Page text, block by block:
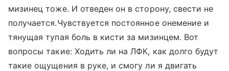
мизинец тоже. И отведен он в сторону, свести не
получается.Чувствуется постоянное онемение и
тянущая тупая боль в кисти за мизинцем. Вот
вопросы такие: Ходить ли на ЛФК, как долго будут
такие ощущения в руке, и смогу ли я двигать